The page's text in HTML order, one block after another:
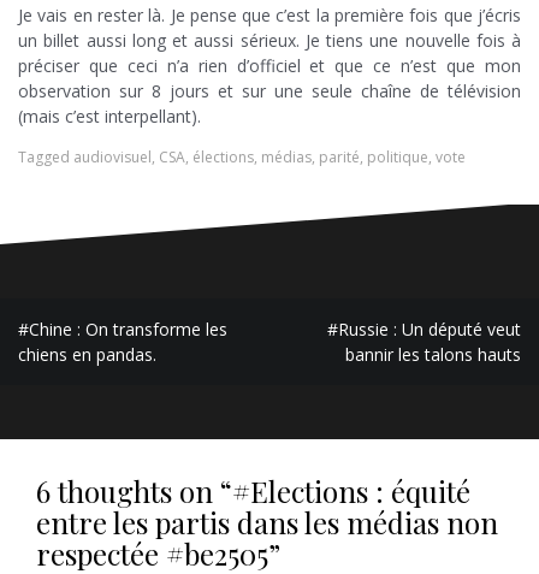
Je vais en rester là. Je pense que c’est la première fois que j’écris
un billet aussi long et aussi sérieux. Je tiens une nouvelle fois à
préciser que ceci n’a rien d’officiel et que ce n’est que mon
observation sur 8 jours et sur une seule chaîne de télévision
(mais c’est interpellant).
Tagged audiovisuel, CSA, élections, médias, parité, politique, vote
Navigation
de
#Chine : On transforme les
chiens en pandas.
#Russie : Un député veut
bannir les talons hauts
6 thoughts on “#Elections : équité
entre les partis dans les médias non
respectée #be2505”